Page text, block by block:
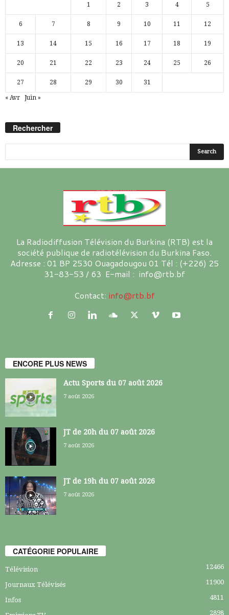
1 2 3 4 5
6 7 8 9 10 11 12
13 14 15 16 17 18 19
20 21 22 23 24 25 26
27 28 29 30 31
« Avr Juin »
Rechercher
La Radiodiffusion Télévision du Burkina (RTB) est la
société publique de radiotélévision du Burkina Faso.
Adresse : 01 BP 2530 Ouagadougou 01 Tél : (+226) 25
31-83-53 / 63 E-mail : info@rtb.bf
Contact: info@rtb.bf
ENCORE PLUS NEWS
Actu Sports du 07 août 2026
7 août 2026
JT de 20h du 07 août 2026
7 août 2026
JT de 19h du 07 août 2026
7 août 2026
CATÉGORIE POPULAIRE
Télévision 12466
Journaux Télévisés 11900
Infos 4811
2898